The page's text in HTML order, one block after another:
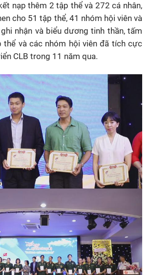
nạp thêm 2 tập thể và 272 cá nhân,
cho 51 tập thể, 41 nhóm hội viên và
nhận và biểu dương tinh thần, tấm
thể và các nhóm hội viên đã tích cực
CLB trong 11 năm qua.